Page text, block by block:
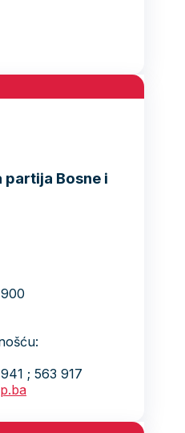
Bosne i
; 563 917